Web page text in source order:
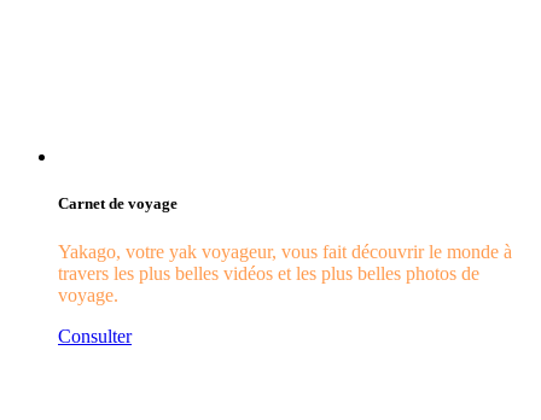
Carnet de voyage
Yakago, votre yak voyageur, vous fait découvrir le monde à
travers les plus belles vidéos et les plus belles photos de
voyage.
Consulter